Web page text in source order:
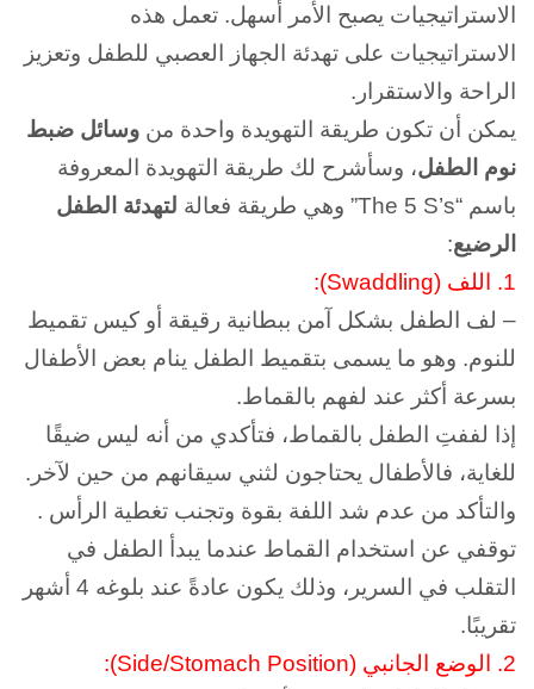
الاستراتيجيات يصبح الأمر أسهل. تعمل هذه
الاستراتيجيات على تهدئة الجهاز العصبي للطفل وتعزيز
الراحة والاستقرار.
يمكن أن تكون طريقة التهويدة واحدة من وسائل ضبط
نوم الطفل، وسأشرح لك طريقة التهويدة المعروفة
باسم “The 5 S’s” وهي طريقة فعالة
لتهدئة الطفل
الرضيع:
1. اللف (Swaddling):
– لف الطفل بشكل آمن ببطانية رقيقة أو كيس تقميط
للنوم. وهو ما يسمى بتقميط الطفل ينام بعض الأطفال
بسرعة أكثر عند لفهم بالقماط.
إذا لففتِ الطفل بالقماط، فتأكدي من أنه ليس ضيقًا
للغاية، فالأطفال يحتاجون لثني سيقانهم من حين لآخر.
والتأكد من عدم شد اللفة بقوة وتجنب تغطية الرأس .
توقفي عن استخدام القماط عندما يبدأ الطفل في
التقلب في السرير، وذلك يكون عادةً عند بلوغه 4 أشهر
تقريبًا.
2. الوضع الجانبي (Side/Stomach Position):